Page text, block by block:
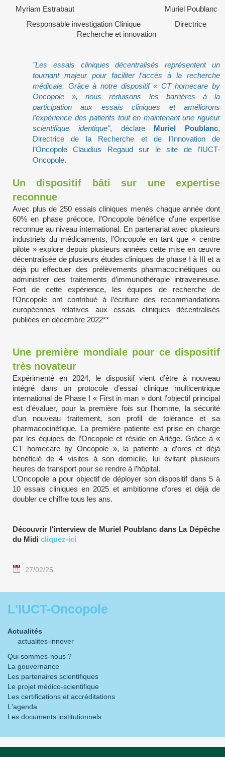
Myriam Estrabaut Muriel Poublanc
Responsable investigation Clinique Directrice
Recherche et innovation
"Les essais cliniques décentralisés représentent un
tournant majeur pour faciliter l’accès à la recherche
médicale. Grâce à notre dispositif « CT homecare by
Oncopole », nous réduisons les barrières à la
participation aux essais cliniques et améliorons
l’expérience des patients tout en maintenant une rigueur
scientifique identique", déclare Muriel Poublanc,
Directrice de la Recherche et de l’Innovation de
l’Oncopole Claudius Regaud sur le site de l’IUCT-
Oncopole.
Un dispositif bâti sur une expertise
reconnue
Avec plus de 250 essais cliniques menés chaque année dont
60% en phase précoce, l’Oncopole bénéfice d’une expertise
reconnue au niveau international. En partenariat avec plusieurs
industriels du médicaments, l’Oncopole en tant que « centre
pilote » explore depuis plusieurs années cette mise en œuvre
décentralisée de plusieurs études cliniques de phase I à III et a
déjà pu effectuer des prélèvements pharmacocinétiques ou
administrer des traitements d’immunothérapie intraveineuse.
Fort de cette expérience, les équipes de recherche de
l’Oncopole ont contribué à l’écriture des recommandations
européennes relatives aux essais cliniques décentralisés
publiées en décembre 2022**
Une première mondiale pour ce dispositif
très novateur
Expérimenté en 2024, le dispositif vient d’être à nouveau
intégré dans un protocole d’essai clinique multicentrique
international de Phase I « First in man » dont l’objectif principal
est d’évaluer, pour la première fois sur l’homme, la sécurité
d'un nouveau traitement, son profil de tolérance et sa
pharmacocinétique. La première patiente est prise en charge
par les équipes de l’Oncopole et réside en Ariège. Grâce à «
CT homecare by Oncopole », la patiente a d’ores et déjà
bénéficié de 4 visites à son domicile, lui évitant plusieurs
heures de transport pour se rendre à l’hôpital.
L’Oncopole a pour objectif de déployer son dispositif dans 5 à
10 essais cliniques en 2025 et ambitionne d’ores et déjà de
doubler ce chiffre tous les ans.
Découvrir l'interview de Muriel Poublanc dans La Dépêche
du Midi cliquez-ici
27/02/25
L'IUCT-Oncopole
Actualités
actualites-innover
Qui sommes-nous ?
La gouvernance
Les partenaires scientifiques
Le projet médico-scientifique
Les certifications et accréditations
L'agenda
Les documents institutionnels